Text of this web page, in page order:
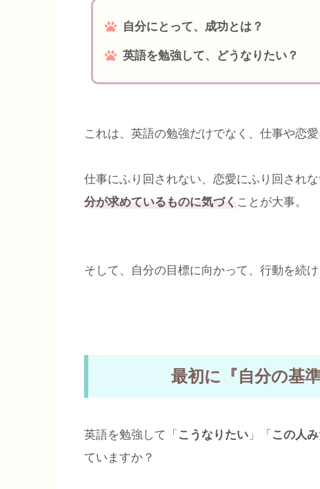
自分にとって、成功とは？
英語を勉強して、どうなりたい？
これは、英語の勉強だけでなく、仕事や恋
仕事にふり回されない、恋愛にふり回され
分が求めているものに気づく ことが大事。
そして、自分の目標に向かって、行動を続
最初に『自分の基
英語を勉強して「 こうなりたい 」「 この人
ていますか？